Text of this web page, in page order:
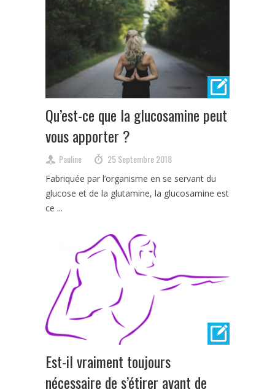
Qu’est-ce que la glucosamine peut
vous apporter ?
Pauline 25 Septembre 2018
Fabriquée par l’organisme en se servant du
glucose et de la glutamine, la glucosamine est
ce ...
Est-il vraiment toujours
nécessaire de s’étirer avant de